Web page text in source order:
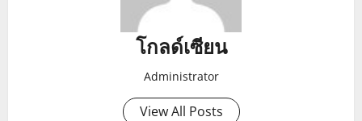
โกลด์เซียน
Administrator
View All Posts